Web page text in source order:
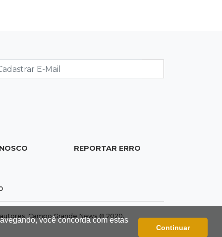
você concorda com estas
Continuar
16:41
Privacidade violada
Loja indenizará mulher perseguida
Pneus, colchões e panelas terão selo
REPORTAR ERRO
Campo Grande News © 2020.